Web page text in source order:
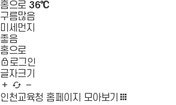
홈으로 36℃
구름많음
미세먼지
좋음
홈으로
로그인
글자크기
글
자
새
로 자
인천교육청 홈페이지 모아보기